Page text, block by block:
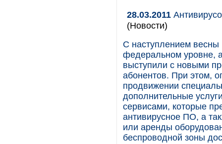
28.03.2011
(Новости)
С наступлением весны
федеральном уровне,
выступили с новыми
абонентов. При этом,
продвижении
дополнительные
сервисами, которые
антивирусное ПО, а
или аренды
беспроводной зоны